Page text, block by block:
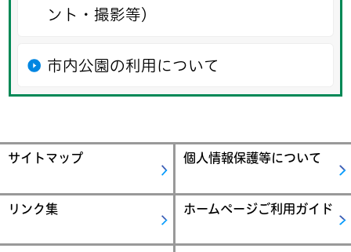
ント・撮影等）
市内公園の利用について
サイトマップ 個人情報保護等について
リンク集 ホームページご利用ガイド